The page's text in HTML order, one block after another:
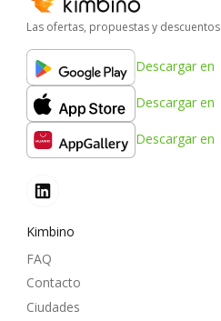
Las ofertas, propuestas y descuentos
Descargar en
Descargar en
Descargar en
Kimbino
FAQ
Contacto
Ciudades